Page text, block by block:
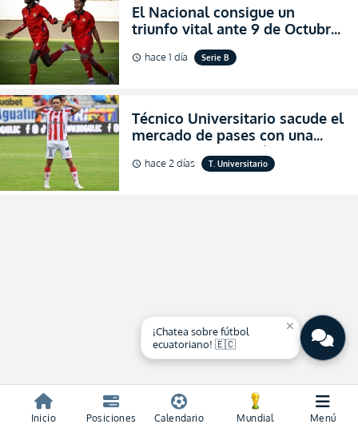
El Nacional consigue un
triunfo vital ante 9 de Octubre
para encender la fe en la
salvación
schedule hace 1 día Serie B
Técnico Universitario sacude el
mercado de pases con una
verdadera revolución para
asegurar la permanencia
schedule hace 2 días T. Universitario
Inicio Posiciones Calendario Mundial Menú
close
¡Chatea sobre fútbol
ecuatoriano! 🇪🇨